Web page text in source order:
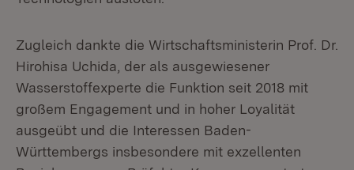
Zugleich dankte die Wirtschaftsministerin Prof. Dr.
Hirohisa Uchida, der als ausgewiesener
Wasserstoffexperte die Funktion seit 2018 mit
großem Engagement und in hoher Loyalität
ausgeübt und die Interessen Baden-
Württembergs insbesondere mit exzellenten